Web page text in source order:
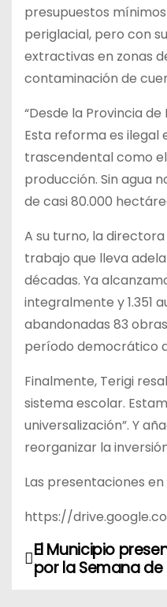
presupuestos
periglacial, pero con
extractivas en zonas
contaminación de
“Desde la Provincia
Esta reforma es ilegal
trascendental como el
producción. Sin agua
de casi 80.000
A su turno, la
trabajo que lleva
décadas. Ya
integralmente y 1.351
abandonadas 83
período democrático
Finalmente, Terigi
sistema escolar.
universalización”. Y
reorganizar la
Las presentaciones
https://
NEl Municipio
por la Semana